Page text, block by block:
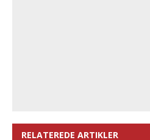
RELATEREDE ARTIKLER